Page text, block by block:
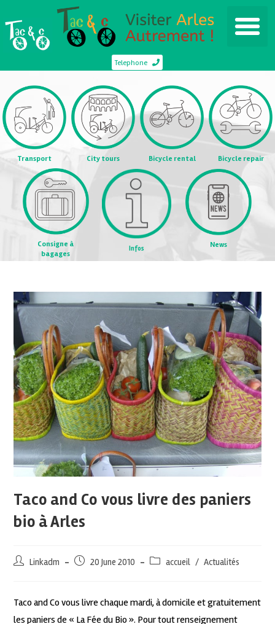
Telephone
Transport City tours Bicycle rental Bicycle repair
Consigne à
bagages
Infos News
Taco and Co vous livre des paniers
bio à Arles
Linkadm 20 June 2010 accueil / Actualités
Taco and Co vous livre chaque mardi, à domicile et gratuitement
les paniers de « La Fée du Bio ». Pour tout renseignement